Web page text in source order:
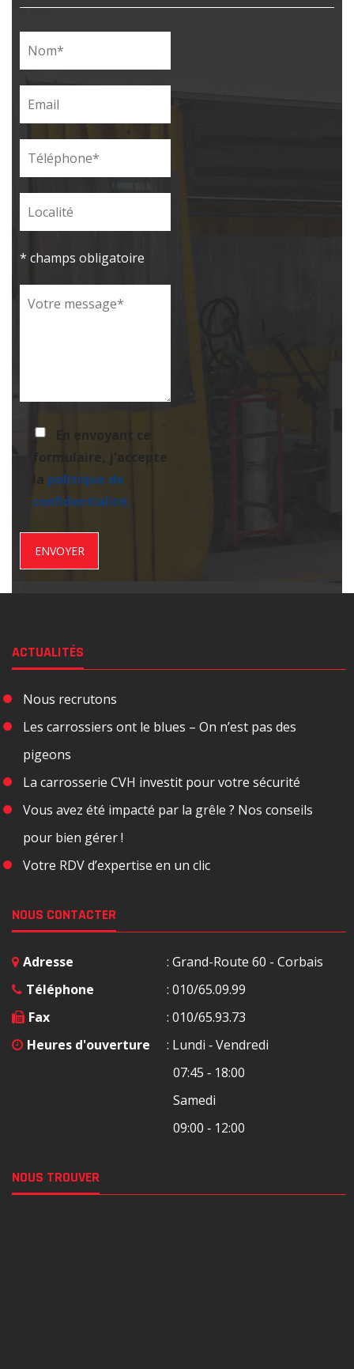
* champs obligatoire
En envoyant ce
formulaire, j'accepte
la politique de
confidentialité.
ACTUALITÉS
Nous recrutons
Les carrossiers ont le blues – On n’est pas des
pigeons
La carrosserie CVH investit pour votre sécurité
Vous avez été impacté par la grêle ? Nos conseils
pour bien gérer !
Votre RDV d’expertise en un clic
NOUS CONTACTER
Adresse
: Grand-Route 60 - Corbais
Téléphone
: 010/65.09.99
Fax
: 010/65.93.73
Heures d'ouverture
: Lundi ‐ Vendredi
07:45 ‐ 18:00
Samedi
09:00 ‐ 12:00
NOUS TROUVER